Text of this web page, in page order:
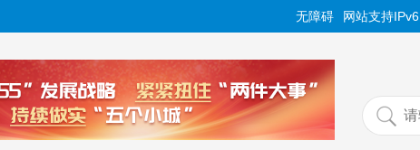
网站支持IPv6
无障碍